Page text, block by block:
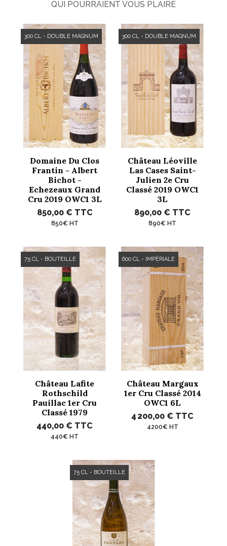
QUI POURRAIENT VOUS PLAIRE
Domaine Du Clos
Frantin - Albert
Bichot -
Echezeaux Grand
Cru 2019 OWC1 3L
850,00 € TTC
850€ HT
300 CL - DOUBLE MAGNUM
Château Léoville
Las Cases Saint-
Julien 2e Cru
Classé 2019 OWC1
3L
890,00 € TTC
890€ HT
300 CL - DOUBLE MAGNUM
Château Lafite
Rothschild
Pauillac 1er Cru
Classé 1979
440,00 € TTC
440€ HT
75 CL - BOUTEILLE
Château Margaux
1er Cru Classé 2014
OWC1 6L
4 200,00 € TTC
4200€ HT
600 CL - IMPÉRIALE
75 CL - BOUTEILLE